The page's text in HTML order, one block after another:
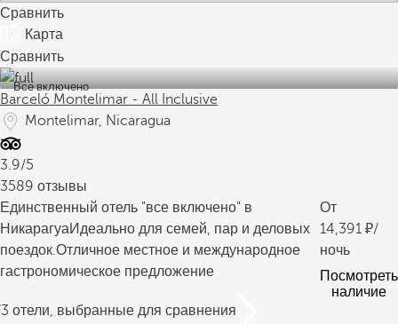
Сравнить
Карта
Сравнить
Все включено
Barceló Montelimar - All Inclusive
Montelimar, Nicaragua
3.9/5
3589 отзывы
Единственный отель "все включено" в
НикарагуаИдеально для семей, пар и деловых
поездок.Отличное местное и международное
гастрономическое предложение
От
14,391
/
ночь
Посмотреть
наличие
отели, выбранные для сравнения